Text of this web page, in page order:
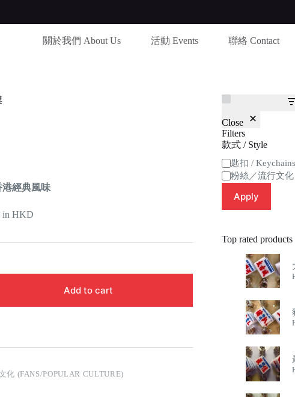
關於我們 About Us 活動 Events 聯絡 Contact
經典風味
in HKD
Add to cart
化 (FANS/POPULAR CULTURE)
Close
Filters
款式 / Style
Category
匙扣 /
粉絲／流行文
Apply
Top rated products